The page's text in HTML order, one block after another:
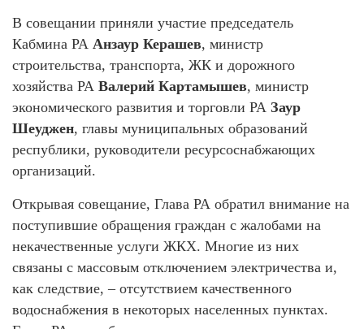
В совещании приняли участие председатель
Кабмина РА Анзаур Керашев, министр
строительства, транспорта, ЖК и дорожного
хозяйства РА Валерий Картамышев, министр
экономического развития и торговли РА Заур
Шеуджен, главы муниципальных образований
республики, руководители ресурсоснабжающих
организаций.
Открывая совещание, Глава РА обратил внимание на
поступившие обращения граждан с жалобами на
некачественные услуги ЖКХ. Многие из них
связаны с массовым отключением электричества и,
как следствие, – отсутствием качественного
водоснабжения в некоторых населенных пунктах.